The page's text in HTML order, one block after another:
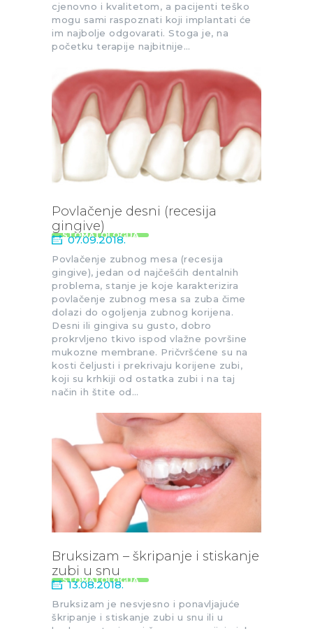
cjenovno i kvalitetom, a pacijenti teško
mogu sami raspoznati koji implantati će
im najbolje odgovarati. Stoga je, na
početku terapije najbitnije…
Povlačenje desni (recesija
gingive)
STOMATOLOGIJA
07.09.2018.
Povlačenje zubnog mesa (recesija
gingive), jedan od najčešćih dentalnih
problema, stanje je koje karakterizira
povlačenje zubnog mesa sa zuba čime
dolazi do ogoljenja zubnog korijena.
Desni ili gingiva su gusto, dobro
prokrvljeno tkivo ispod vlažne površine
mukozne membrane. Pričvršćene su na
kosti čeljusti i prekrivaju korijene zubi,
koji su krhkiji od ostatka zubi i na taj
način ih štite od…
Bruksizam – škripanje i stiskanje
zubi u snu
STOMATOLOGIJA
13.08.2018.
Bruksizam je nesvjesno i ponavljajuće
škripanje i stiskanje zubi u snu ili u